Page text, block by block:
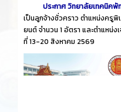
ประกาศ วิทยาลัยเทคนิคพั
เป็นลูกจ้างชั่วคราว ตำแหน่งครู
ยนต์ จำนวน 1 อัตรา และตำแหน่ง
ที่ 13-20 สิงหาคม 2569